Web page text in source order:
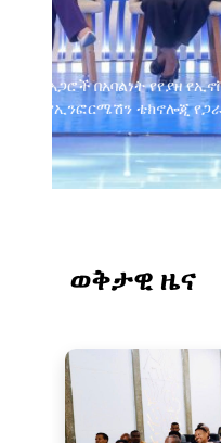
ወቅታዊ ዜና